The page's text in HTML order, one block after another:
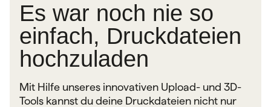
Es war noch nie so
einfach, Druckdateien
hochzuladen
Mit Hilfe unseres innovativen Upload- und 3D-
Tools kannst du deine Druckdateien nicht nur